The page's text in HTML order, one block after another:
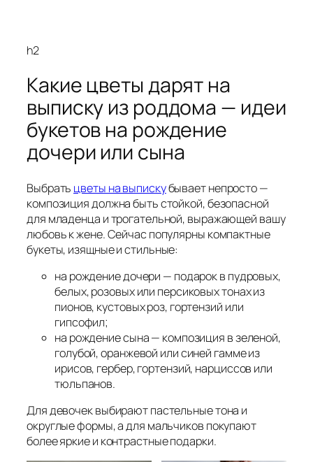
h2
Какие цветы дарят на
выписку из роддома — идеи
букетов на рождение
дочери или сына
Выбрать цветы на выпискубывает непросто —
композиция должна быть стойкой, безопасной
для младенца и трогательной, выражающей вашу
любовь к жене. Сейчас популярны компактные
букеты, изящные и стильные:
на рождение дочери — подарок в пудровых,
белых, розовых или персиковых тонах из
пионов, кустовых роз, гортензий или
гипсофил;
на рождение сына — композиция в зеленой,
голубой, оранжевой или синей гамме из
ирисов, гербер, гортензий, нарциссов или
тюльпанов.
Для девочек выбирают пастельные тона и
округлые формы, а для мальчиков покупают
более яркие и контрастные подарки.